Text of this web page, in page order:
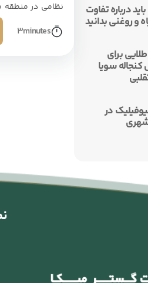
نظامی در
جنگ‌های
3minutes
درباره تفاوت
و روغنی بدانید
طلایی برای
سویا
در